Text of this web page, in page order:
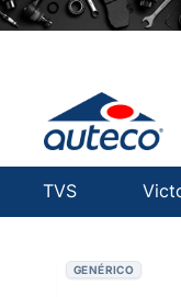
TVS
GENÉRICO